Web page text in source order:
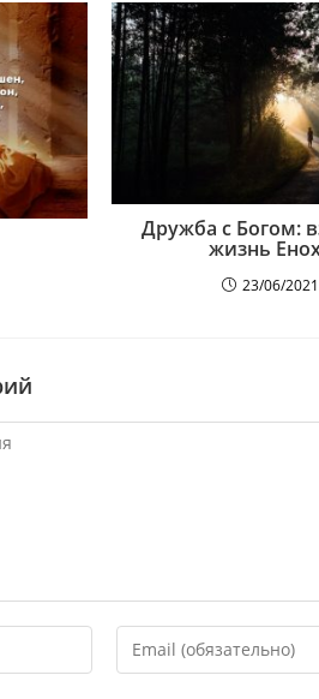
Дружба с Богом:
жизнь
23/06/2021